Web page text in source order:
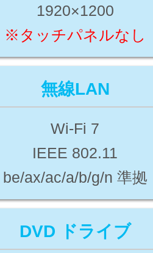
1920×1200
※ タッチパネルなし
無線LAN
Wi-Fi 7
IEEE 802.11
be/ax/ac/a/b/g/n 準拠
DVD ドライブ